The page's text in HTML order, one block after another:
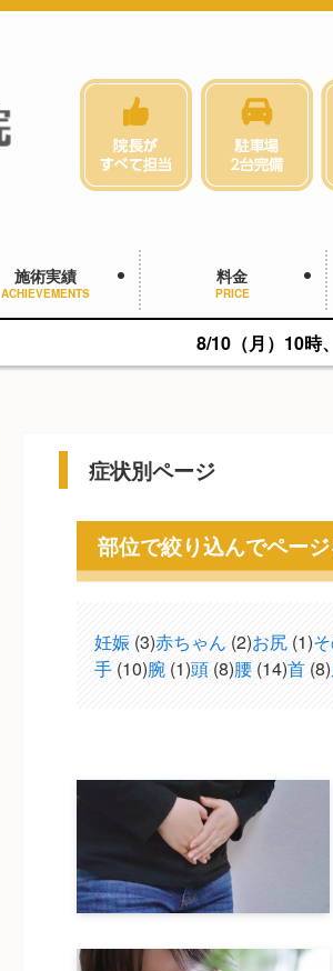
施術実績
ACHIEVEMENTS
料金
PRICE
8/10（月）10時、11時30分、17時
症状別ページ
部位で絞り込んでペー
妊娠 (3)赤ちゃん (2)お尻 (1)
手 (10)腕 (1)頭 (8)腰 (14)首 (8)